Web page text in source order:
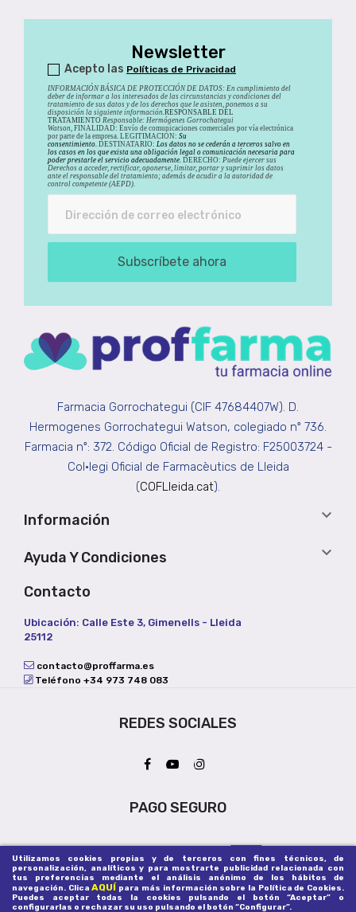
Utilizamos cookies propias y de terceros con fines técnicos, de
personalización, analíticos y para mostrarte publicidad relacionada con
tus preferencias mediante el análisis anónimo de los hábitos de
navegación. ClicaAQUÍ para más información sobre la Política de Cookies.
Puedes aceptar todas la cookies pulsando el botón “Aceptar” o
configurarlas o rechazar su uso pulsando el botón “Configurar”.
Newsletter
Acepto las Políticas de Privacidad
INFORMACIÓN BÁSICA DE PROTECCIÓN DE DATOS: En cumplimiento del
deber de informar a los interesados de las circunstancias y condiciones del
tratamiento de sus datos y de los derechos que le asisten, ponemos a su
disposición la siguiente información.RESPONSABLE DEL
TRATAMIENTO Responsable: Hermógenes Gorrochategui
Watson, FINALIDAD: Envío de comunicaciones comerciales por vía electrónica
por parte de la empresa. LEGITIMACIÓN: Su
consentimiento. DESTINATARIO: Los datos no se cederán a terceros salvo en
los casos en los que exista una obligación legal o comunicación necesaria para
poder prestarle el servicio adecuadamente. DERECHO: Puede ejercer sus
Derechos a acceder, rectificar, oponerse, limitar, portar y suprimir los datos
ante el responsable del tratamiento; además de acudir a la autoridad de
control competente (AEPD).
Subscríbete ahora
Farmacia Gorrochategui (CIF 47684407W). D.
Hermogenes Gorrochategui Watson, colegiado nº 736.
Farmacia nº: 372. Código Oficial de Registro: F25003724 -
Col•legi Oficial de Farmacèutics de Lleida
(COFLleida.cat).
Información 
Ayuda Y Condiciones 
Contacto
Ubicación: Calle Este 3, Gimenells - Lleida
25112
contacto@proffarma.es
Teléfono +34 973 748 083
REDES SOCIALES
PAGO SEGURO